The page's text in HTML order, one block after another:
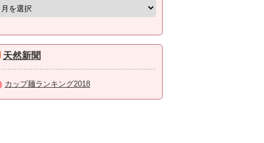
天然新聞
カップ麺ランキング2018